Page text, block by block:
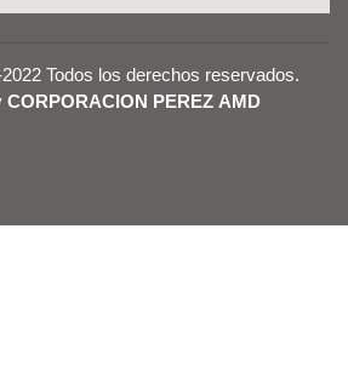
Todos los derechos reservados.
CORPORACION PEREZ AMD